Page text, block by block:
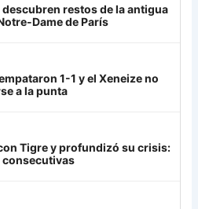
9
19 -21
restos de la antigua
Dame de París
1-1 y el Xeneize no
a la punta
Tigre y profundizó su crisis: